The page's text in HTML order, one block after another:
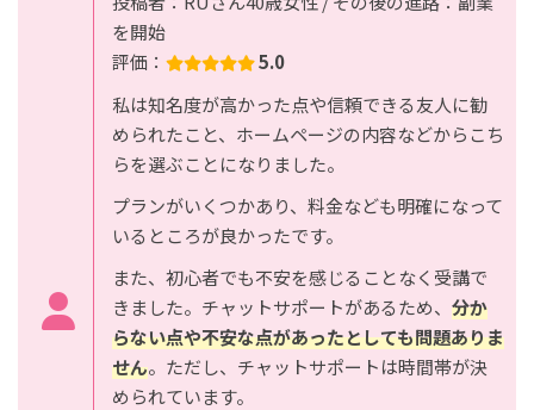
を開始
評価：
5.0
私は知名度が高かった点や信頼できる友人に勧
められたこと、ホームページの内容などからこち
らを選ぶことになりました。
プランがいくつかあり、料金なども明確になって
いるところが良かったです。
また、初心者でも不安を感じることなく受講で
きました。チャットサポートがあるため、 分か
らない点や不安な点があったとしても問題ありま
せん。ただし、チャットサポートは時間帯が決
められています。